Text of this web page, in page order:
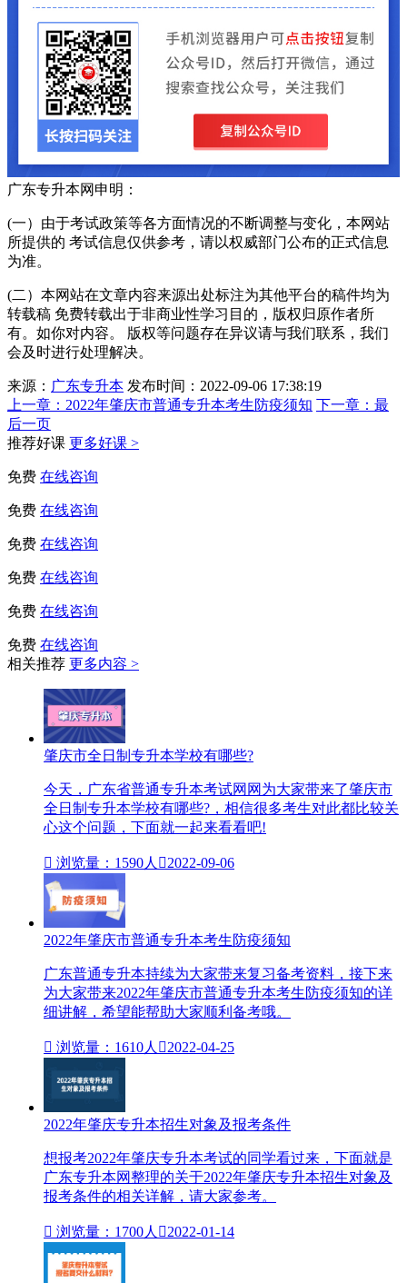
广东专升本网申明：
(一）由于考试政策等各方面情况的不断调整与变化，本网站
所提供的 考试信息仅供参考，请以权威部门公布的正式信息
为准。
(二）本网站在文章内容来源出处标注为其他平台的稿件均为
转载稿 免费转载出于非商业性学习目的，版权归原作者所
有。如你对内容。 版权等问题存在异议请与我们联系，我们
会及时进行处理解决。
来源： 广东专升本 发布时间：2022-09-06 17:38:19
上一章： 2022年肇庆市普通专升本考生防疫须知 下一章： 最
后一页
推荐好课 更多好课 >
免费 在线咨询
免费 在线咨询
免费 在线咨询
免费 在线咨询
免费 在线咨询
免费 在线咨询
相关推荐 更多内容 >
肇庆市全日制专升本学校有哪些?
今天，广东省普通专升本考试网网为大家带来了肇庆市
全日制专升本学校有哪些?，相信很多考生对此都比较关
心这个问题，下面就一起来看看吧!
 浏览量：1590人 2022-09-06
2022年肇庆市普通专升本考生防疫须知
广东普通专升本持续为大家带来复习备考资料，接下来
为大家带来2022年肇庆市普通专升本考生防疫须知的详
细讲解，希望能帮助大家顺利备考哦。
 浏览量：1610人 2022-04-25
2022年肇庆专升本招生对象及报考条件
想报考2022年肇庆专升本考试的同学看过来，下面就是
广东专升本网整理的关于2022年肇庆专升本招生对象及
报考条件的相关详解，请大家参考。
 浏览量：1700人 2022-01-14